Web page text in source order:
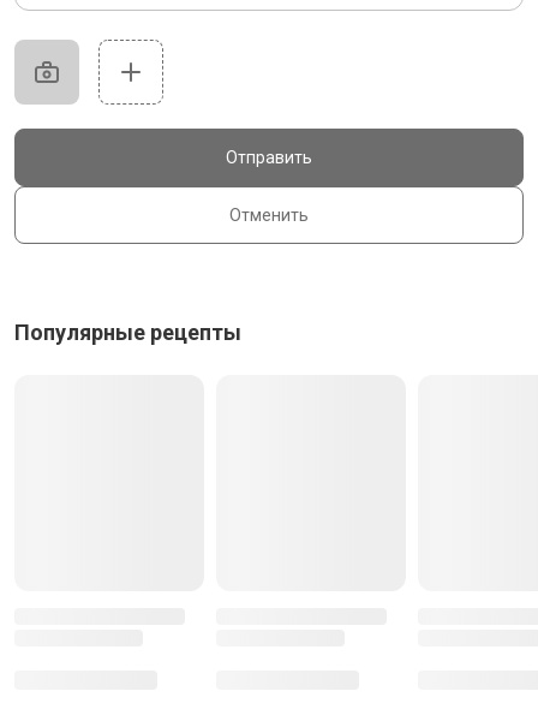
Отменить
Отправить
Популярные рецепты